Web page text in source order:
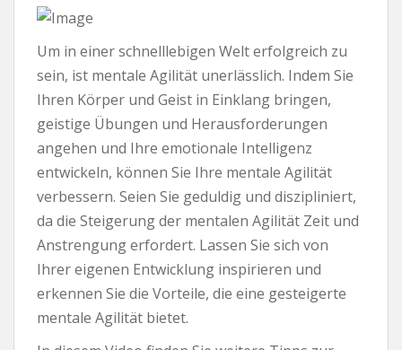
Um in einer schnelllebigen Welt erfolgreich zu
sein, ist mentale Agilität unerlässlich. Indem Sie
Ihren Körper und Geist in Einklang bringen,
geistige Übungen und Herausforderungen
angehen und Ihre emotionale Intelligenz
entwickeln, können Sie Ihre mentale Agilität
verbessern. Seien Sie geduldig und diszipliniert,
da die Steigerung der mentalen Agilität Zeit und
Anstrengung erfordert. Lassen Sie sich von
Ihrer eigenen Entwicklung inspirieren und
erkennen Sie die Vorteile, die eine gesteigerte
mentale Agilität bietet.